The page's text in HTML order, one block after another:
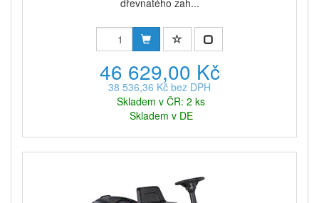
dřevnatého zah...
46 629,00 Kč
38 536,36 Kč bez DPH
Skladem v ČR: 2 ks
Skladem v DE